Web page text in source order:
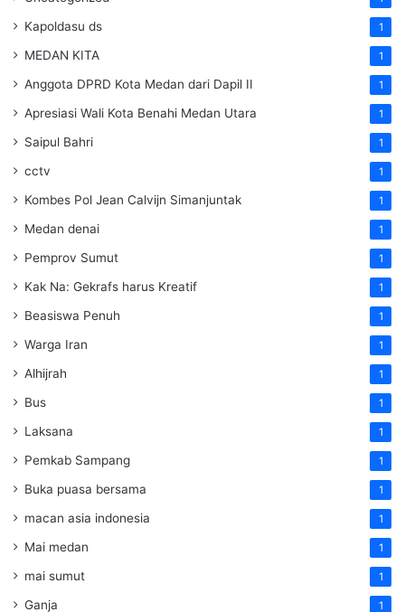
Kapoldasu ds 1
MEDAN KITA 1
Anggota DPRD Kota Medan dari Dapil II 1
Apresiasi Wali Kota Benahi Medan Utara 1
Saipul Bahri 1
cctv 1
Kombes Pol Jean Calvijn Simanjuntak 1
Medan denai 1
Pemprov Sumut 1
Kak Na: Gekrafs harus Kreatif 1
Beasiswa Penuh 1
Warga Iran 1
Alhijrah 1
Bus 1
Laksana 1
Pemkab Sampang 1
Buka puasa bersama 1
macan asia indonesia 1
Mai medan 1
mai sumut 1
Ganja 1